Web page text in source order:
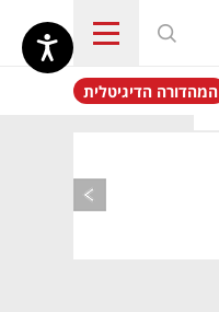
נפתח בכרטיסייה חדשה
המהדורה הדיגיטלית